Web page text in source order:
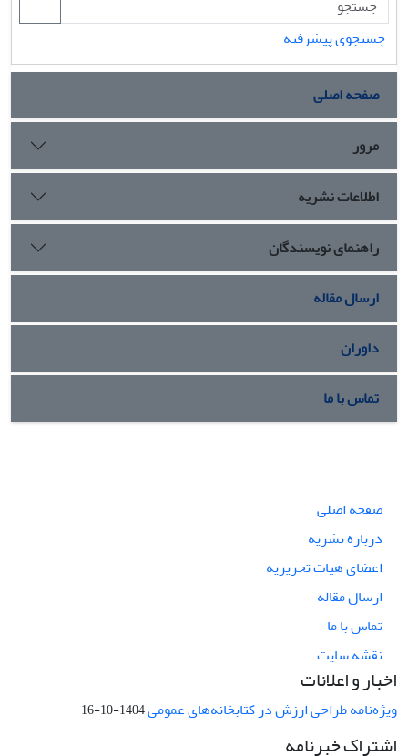
جستجوی پیشرفته
صفحه اصلی
مرور
اطلاعات نشریه
راهنمای نویسندگان
ارسال مقاله
داوران
تماس با ما
صفحه اصلی
درباره نشریه
اعضای هیات تحریریه
ارسال مقاله
تماس با ما
نقشه سایت
اخبار و اعلانات
ویژه‌نامه طراحی ارزش در کتابخانه‌های عمومی1404-10-16
اشتراک خبرنامه